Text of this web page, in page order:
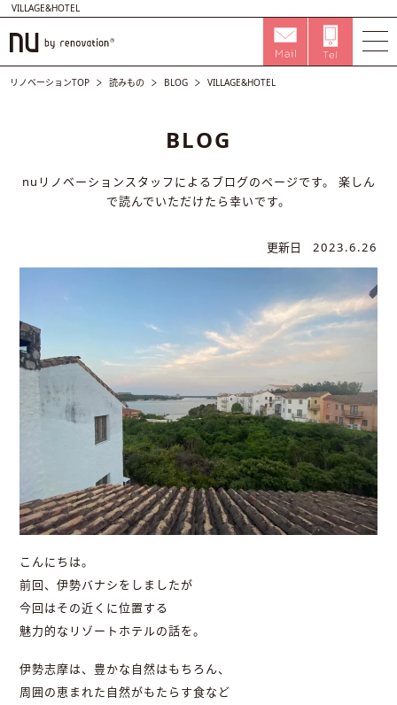
VILLAGE&HOTEL
リノベーションTOP 読みもの BLOG VILLAGE&HOTEL
BLOG
nuリノベーションスタッフによるブログのページです。
楽しん
で読んでいただけたら幸いです。
更新日 2023.6.26
こんにちは。
前回、伊勢バナシをしましたが
今回はその近くに位置する
魅力的なリゾートホテルの話を。
伊勢志摩は、豊かな自然はもちろん、
周囲の恵まれた自然がもたらす食など